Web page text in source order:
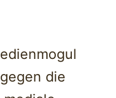
die